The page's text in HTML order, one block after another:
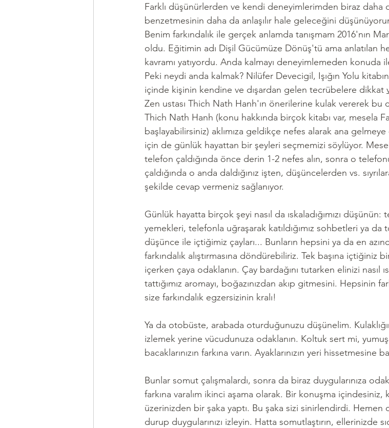
Farklı düşünürlerden ve kendi deneyimlerimden biraz daha
benzetmesinin daha da anlaşılır hale geleceğini
Benim farkındalık ile gerçek anlamda tanışmam 2016'nın
oldu. Eğitimin adı Dişil Gücümüze Dönüş'tü ama anlatılan
kavramı yatıyordu. Anda kalmayı deneyimlemeden
Peki neydi anda kalmak? Nilüfer Devecigil, Işığın Yolu
içinde kişinin kendine ve dışardan gelen tecrübelere dikkat
Zen ustası Thich Nath Hanh'ın önerilerine kulak vererek bu
Thich Nath Hanh (konu hakkında birçok kitabı var, mesela
başlayabilirsiniz) aklımıza geldikçe nefes alarak ana
için de günlük hayattan bir şeyleri seçmemizi söylüyor.
telefon çaldığında önce derin 1-2 nefes alın, sonra o
çaldığında o anda daldığınız işten, düşüncelerden vs.
şekilde cevap vermeniz sağlanıyor.
Günlük hayatta birçok şeyi nasıl da ıskaladığımızı
yemekleri, telefonla uğraşarak katıldığımız sohbetleri ya da
düşünce ile içtiğimiz çayları... Bunların hepsini ya da en
farkındalık alıştırmasına döndürebiliriz. Tek başına içtiğiniz
içerken çaya odaklanın. Çay bardağını tutarken elinizi nasıl
tattığımız aromayı, boğazınızdan akıp gitmesini. Hepsinin
size farkındalık egzersizinin kralı!
Ya da otobüste, arabada oturduğunuzu düşünelim.
izlemek yerine vücudunuza odaklanın. Koltuk sert mi,
bacaklarınızın farkına varın. Ayaklarınızın yeri hissetmesine
Bunlar somut çalışmalardı, sonra da biraz duygularınıza
farkına varalım ikinci aşama olarak. Bir konuşma içindesiniz,
üzerinizden bir şaka yaptı. Bu şaka sizi sinirlendirdi.
durup duygularınızı izleyin. Hatta somutlaştırın, ellerinizde